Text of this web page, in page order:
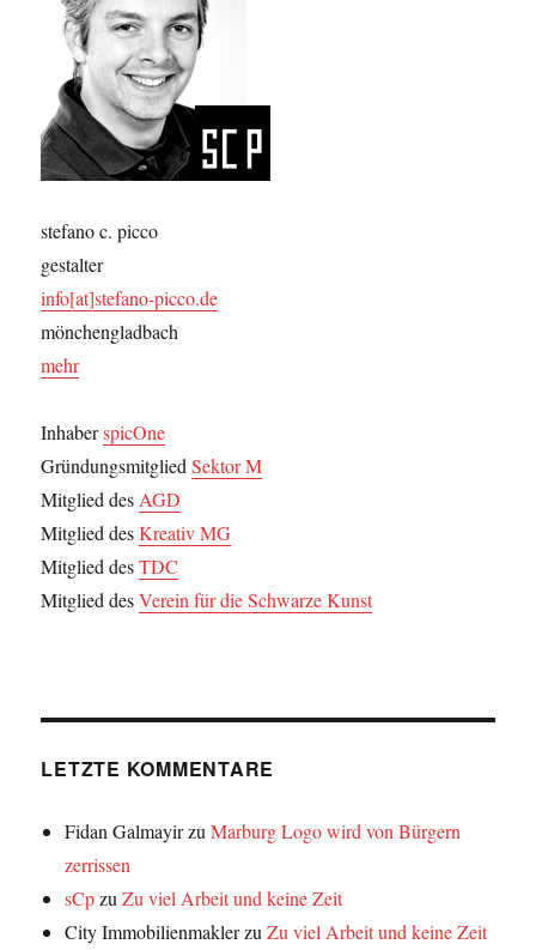
stefano c. picco
gestalter
info[at]stefano-picco.de
mönchengladbach
mehr
InhaberspicOne
GründungsmitgliedSektor M
Mitglied des AGD
Mitglied desKreativ MG
Mitglied desTDC
Mitglied desVerein für die Schwarze Kunst
LETZTE KOMMENTARE
Fidan GalmayirzuMarburg Logo wird von Bürgern
zerrissen
sCpzuZu viel Arbeit und keine Zeit
City ImmobilienmaklerzuZu viel Arbeit und keine Zeit